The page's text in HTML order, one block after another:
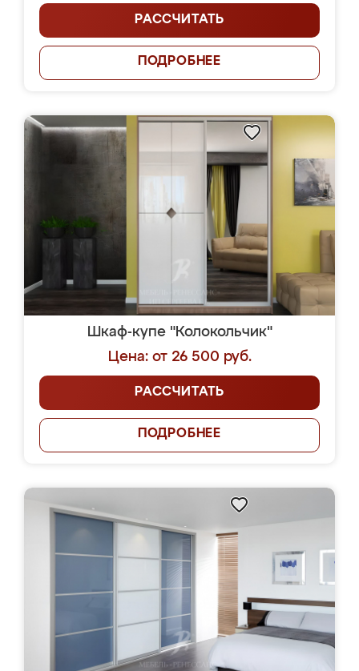
РАССЧИТАТЬ
ПОДРОБНЕЕ
Шкаф-купе "Колокольчик"
Цена: от 26 500 руб.
РАССЧИТАТЬ
ПОДРОБНЕЕ